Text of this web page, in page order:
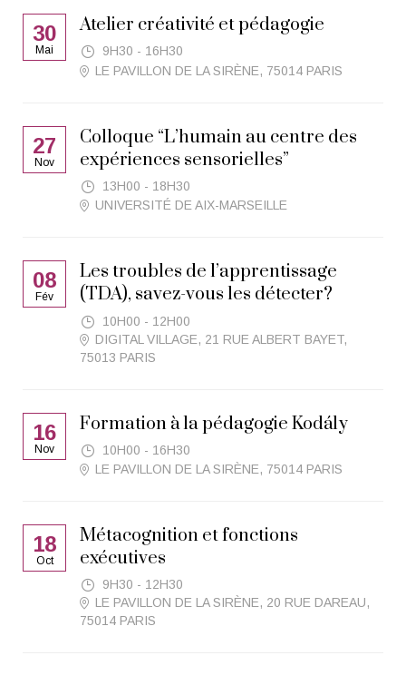
30
Mai
Atelier créativité et pédagogie
9H30 - 16H30
LE PAVILLON DE LA SIRÈNE, 75014 PARIS
27
Nov
Colloque “L’humain au centre des
expériences sensorielles”
13H00 - 18H30
UNIVERSITÉ DE AIX-MARSEILLE
08
Fév
Les troubles de l’apprentissage
(TDA), savez-vous les détecter?
10H00 - 12H00
DIGITAL VILLAGE, 21 RUE ALBERT BAYET,
75013 PARIS
16
Nov
Formation à la pédagogie Kodály
10H00 - 16H30
LE PAVILLON DE LA SIRÈNE, 75014 PARIS
18
Oct
Métacognition et fonctions
exécutives
9H30 - 12H30
LE PAVILLON DE LA SIRÈNE, 20 RUE DAREAU,
75014 PARIS